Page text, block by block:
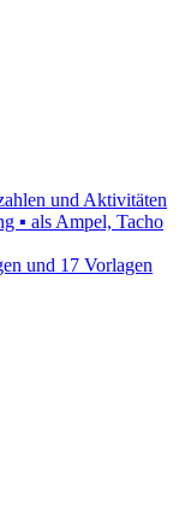
und Aktivitäten
▪ als Ampel, Tacho
und 17 Vorlagen